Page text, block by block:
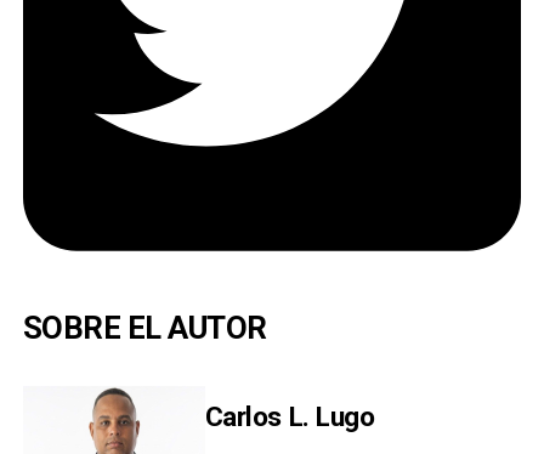
SOBRE EL AUTOR
Carlos L. Lugo